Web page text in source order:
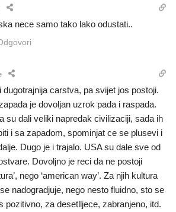
nece samo tako lako odustati..
dugotrajnija carstva, pa svijet jos postoji.
je dovoljan uzrok pada i raspada.
su dali veliki napredak civilizaciji, sada ih
i sa zapadom, spominjat ce se plusevi i
Dugo je i trajalo. USA su dale sve od
Dovoljno je reci da ne postoji
nego ‘american way’. Za njih kultura
nadogradjuje, nego nesto fluidno, sto se
pozitivno, za desetlljece, zabranjeno, itd.